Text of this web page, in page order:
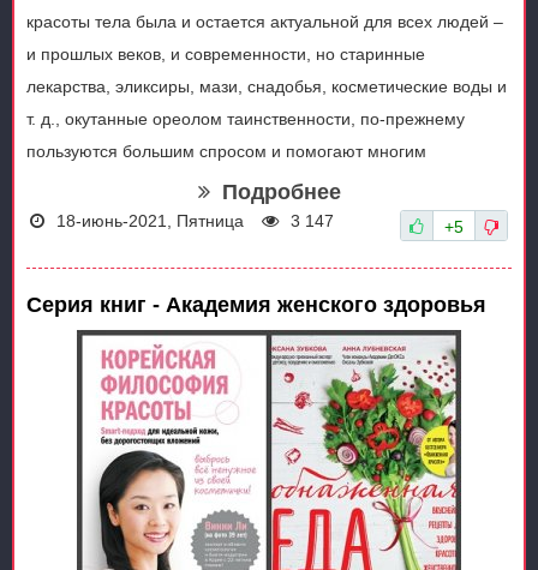
красоты тела была и остается актуальной для всех людей –
и прошлых веков, и современности, но старинные
лекарства, эликсиры, мази, снадобья, косметические воды и
т. д., окутанные ореолом таинственности, по-прежнему
пользуются большим спросом и помогают многим
Подробнее
18-июнь-2021, Пятница 3 147 +5
Серия книг - Академия женского здоровья